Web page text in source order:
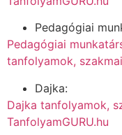
Pedagógiai
Pedagógiai
tanfolyamok,
Dajka:
Dajka tanfolyamok,
TanfolyamGURU.hu